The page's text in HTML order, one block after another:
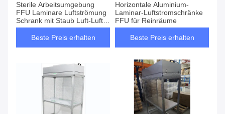
Sterile Arbeitsumgebung
FFU Laminare Luftströmung
Schrank mit Staub Luft-Luft-
Wärmetauscher
Beste Preis erhalten
Horizontale Aluminium-
Laminar-Luftstromschränke
FFU für Reinräume
Beste Preis erhalten